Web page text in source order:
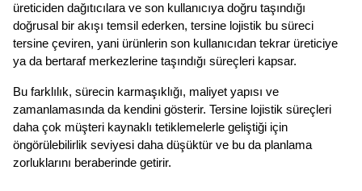
üreticiden dağıtıcılara ve son kullanıcıya doğru taşındığı
doğrusal bir akışı temsil ederken, tersine lojistik bu süreci
tersine çeviren, yani ürünlerin son kullanıcıdan tekrar üreticiye
ya da bertaraf merkezlerine taşındığı süreçleri kapsar.
Bu farklılık, sürecin karmaşıklığı, maliyet yapısı ve
zamanlamasında da kendini gösterir. Tersine lojistik süreçleri
daha çok müşteri kaynaklı tetiklemelerle geliştiği için
öngörülebilirlik seviyesi daha düşüktür ve bu da planlama
zorluklarını beraberinde getirir.